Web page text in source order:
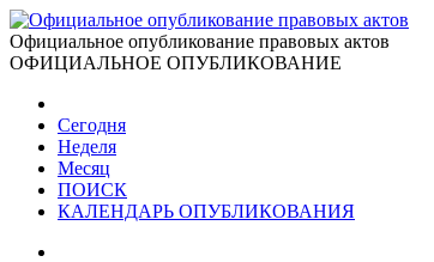
Официальное опубликование правовых актов
ОФИЦИАЛЬНОЕ ОПУБЛИКОВАНИЕ
Сегодня
Неделя
Месяц
ПОИСК
КАЛЕНДАРЬ ОПУБЛИКОВАНИЯ